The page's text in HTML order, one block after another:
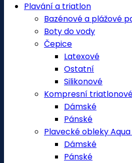
Plavání a triatlon
Bazénové a plážové
Boty do vody
Čepice
Latexové
Ostatní
Silikonové
Kompresní
Dámské
Pánské
Plavecké obleky Aqua
Dámské
Pánské